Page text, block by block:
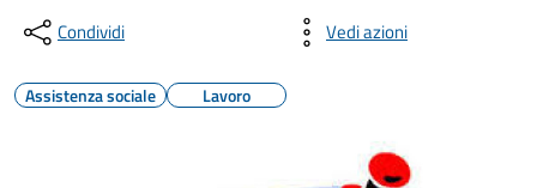
Condividi Vedi azioni
Assistenza sociale Lavoro